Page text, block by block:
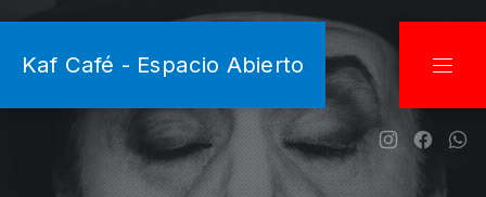
Kaf Café - Espacio Abierto
NewNew